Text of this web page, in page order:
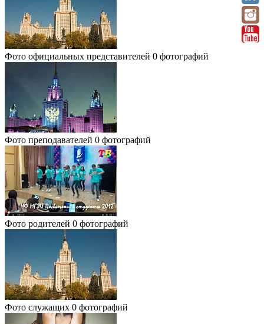
Фото официальных представителей 0 фотографий
Фото преподавателей 0 фотографий
Фото родителей 0 фотографий
Фото служащих 0 фотографий